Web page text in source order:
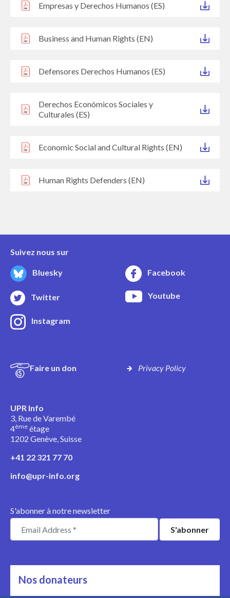
Empresas y Derechos Humanos (ES)
Business and Human Rights (EN)
Defensores Derechos Humanos (ES)
Derechos Económicos Sociales y
Culturales (ES)
Economic Social and Cultural Rights (EN)
Human Rights Defenders (EN)
Suivez nous sur
Bluesky Facebook
Twitter Youtube
Instagram
Faire un don Privacy Policy
UPR Info
3, Rue de Varembé
4ème étage
1202 Genève, Suisse
+41 22 321 77 70
info@upr-info.org
S'abonner à notre newsletter
Nos donateurs